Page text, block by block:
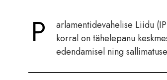
P
arlamentidevahelise Liidu
korral on tähelepanu
edendamisel ning